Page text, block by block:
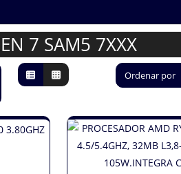
7 SAM5 7XXX
Ordenar por